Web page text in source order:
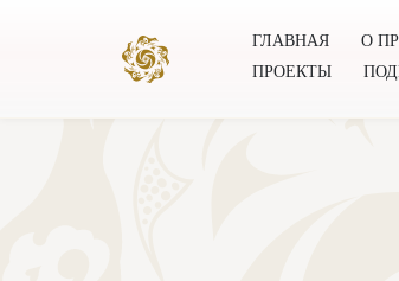
ГЛАВНАЯ О
ПРОЕКТЫ